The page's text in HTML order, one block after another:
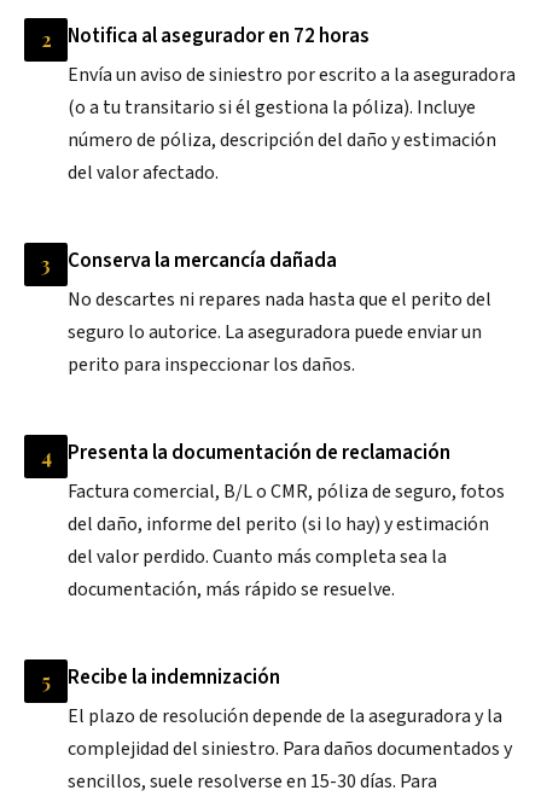
2 Notifica al asegurador en 72 horas
Envía un aviso de siniestro por escrito a la aseguradora
(o a tu transitario si él gestiona la póliza). Incluye
número de póliza, descripción del daño y estimación
del valor afectado.
3 Conserva la mercancía dañada
No descartes ni repares nada hasta que el perito del
seguro lo autorice. La aseguradora puede enviar un
perito para inspeccionar los daños.
4 Presenta la documentación de reclamación
Factura comercial, B/L o CMR, póliza de seguro, fotos
del daño, informe del perito (si lo hay) y estimación
del valor perdido. Cuanto más completa sea la
documentación, más rápido se resuelve.
5 Recibe la indemnización
El plazo de resolución depende de la aseguradora y la
complejidad del siniestro. Para daños documentados y
sencillos, suele resolverse en 15-30 días. Para